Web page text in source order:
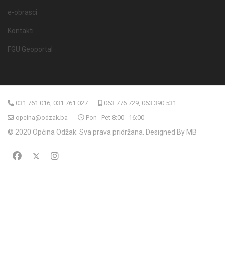
e-obrasci
Kontakti
FGU Geoportal
031 761 016, 031 761 027
063 776 729, 063 390 531
opcina@odzak.ba
Pon - Pet 8:00 - 16:00
© 2020 Općina Odžak. Sva prava pridržana. Designed By MB